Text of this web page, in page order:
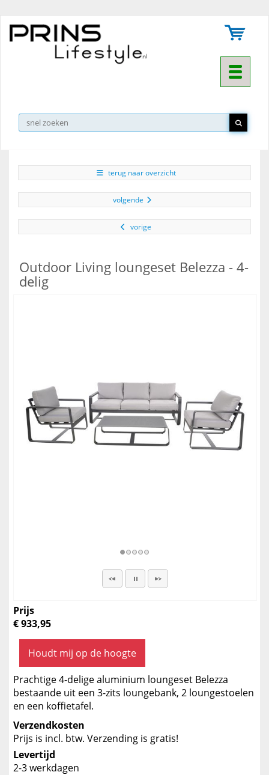
Toggle
▼
terug naar overzicht
volgende
vorige
Outdoor Living loungeset Belezza - 4-
delig
Prijs
€ 933,95
Houdt mij op de hoogte
Prachtige 4-delige aluminium loungeset Belezza
bestaande uit een 3-zits loungebank, 2 loungestoelen
en een koffietafel.
Verzendkosten
Prijs is incl. btw. Verzending is gratis!
Levertijd
2-3 werkdagen